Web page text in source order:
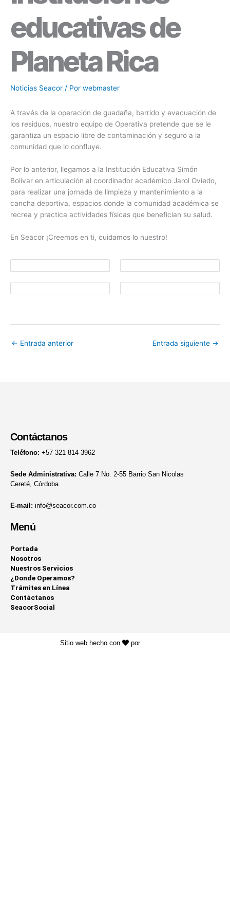
educativas de
Planeta Rica
Noticias Seacor / Por webmaster
A través de la operación de guadaña, barrido y evacuación de
los residuos, nuestro equipo de Operativa pretende que se le
garantiza un espacio libre de contaminación y seguro a la
comunidad que lo confluye.
Por lo anterior, llegamos a la Institución Educativa Simón
Bolívar en articulación al coordinador académico Jarol Oviedo,
para realizar una jornada de limpieza y mantenimiento a la
cancha deportiva, espacios donde la comunidad académica se
recrea y practica actividades físicas que benefician su salud.
En Seacor ¡Creemos en ti, cuidamos lo nuestro!
← Entrada anterior Entrada siguiente →
Contáctanos
Teléfono: +57 321 814 3962
Sede Administrativa: Calle 7 No. 2-55 Barrio San Nicolas
Cereté, Córdoba
E-mail: info@seacor.com.co
Menú
Portada
Nosotros
Nuestros Servicios
¿Donde Operamos?
Trámites en Línea
Contáctanos
SeacorSocial
Sitio web hecho con por